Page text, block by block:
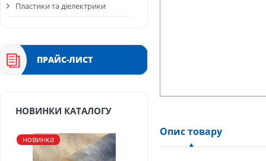
Опис товару
Пластики та діелектрики
ПРАЙС-ЛИСТ
НОВИНКИ КАТАЛОГУ
новинка